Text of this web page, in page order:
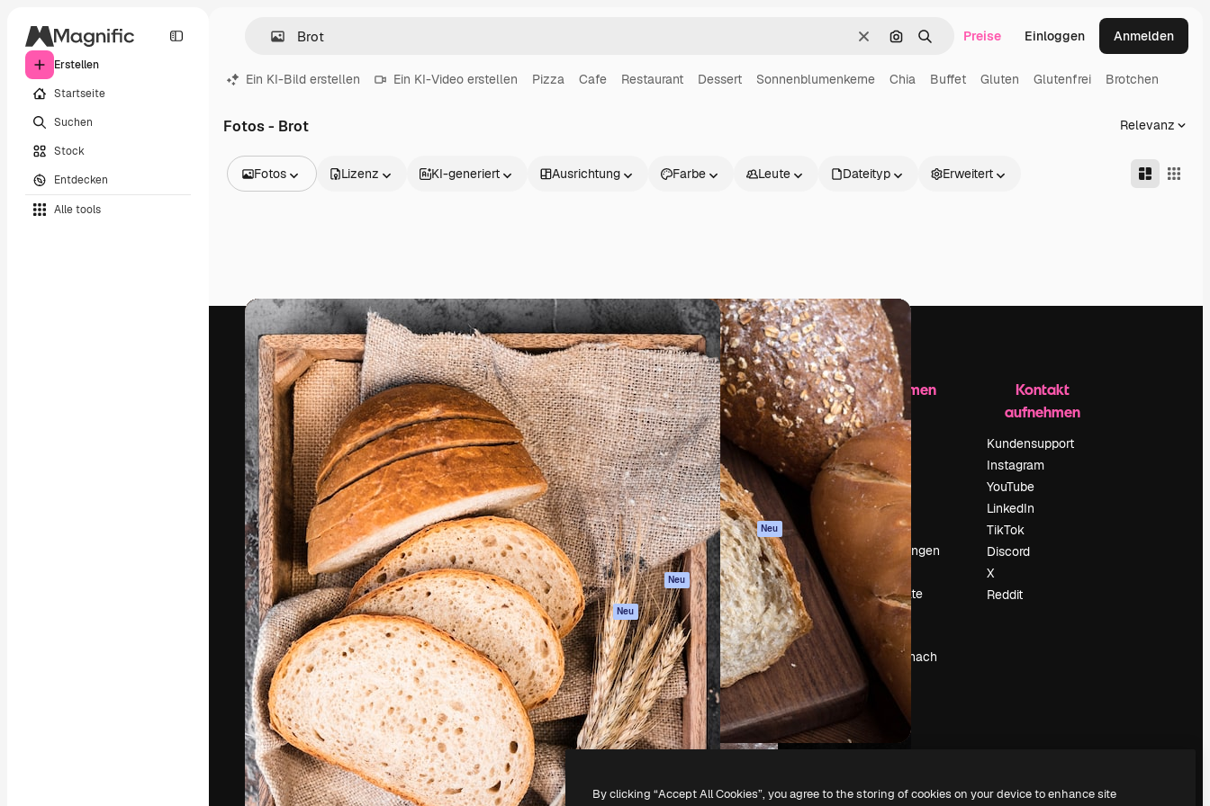
Erstellen
Startseite
Suchen
Stock
Entdecken
Alle tools
LöschenNach Bild suchen
SuchenPreise Einloggen Anmelden
Ein KI-Bild erstellen Ein KI-Video erstellen Pizza Cafe Restaurant Dessert Sonnenblumenkerne Chia Buffet Gluten Glutenfrei Brotchen
Fotos - Brot Relevanz
Fotos
Videos
Filmmaterial
Motion Graphics
Videovorlagen
Icons
3D-Modelle
Schriftarten
Lizenz KI-generiert Ausrichtung Farbe Leute Dateityp Erweitert
Die kreative Plattform, um deine beste
Arbeit zu verwirklichen. Mehr als 1 Million
Abonnenten unter Kreativen, Unternehmen,
Agenturen und Studios.
Deutsch
Produkte
Spaces
KI-Assistent
KI-Bildgenerator
KI-Videogenerator
KI-
Stimmengenerator
Stock-Inhalte
MCP für
Claude/ChatGPT
Neu
Agenten Neu
API
Mobile App
Alle Magnific-Tools
Loslegen
Academy
Dokumentation
Support
AGB
Datenschutzerklärung
Originale Neu
Cookie-Richtlinie
Vertrauenszentrum
Partner
Unternehmen
Unternehmen
Preise
Über uns
Reviews
Karriere
Suchtrends
Veranstaltungen
Slidesgo
Deine Inhalte
verkaufen
Pressesaal
Suchst du nach
magnific.ai
Kontakt
aufnehmen
Kundensupport
Instagram
YouTube
LinkedIn
TikTok
Discord
X
Reddit
Copyright © 2010-2026Freepik Company S.L.U.Alle Rechte vorbehalten.
By clicking “Accept All Cookies”, you agree to the storing of cookies on your device to enhance site